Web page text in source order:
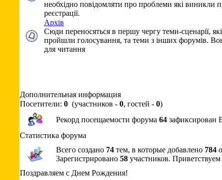
необхідно повідомляти про проблеми які виникли
реєстрації.
Архів
Сюди переносяться в першу чергу теми-сценарії,
пройшли голосування, та теми з інших форумів.
для читання
Дополнительная информация
Посетители: 0 (участников - 0, гостей - 0)
Рекорд посещаемости форума 64 зафиксирован
Статистика форума
Всего создано 74 тем, в которые добавлено 784
Зарегистрировано 58 участников.
Поздравляем с Днем Рождения!